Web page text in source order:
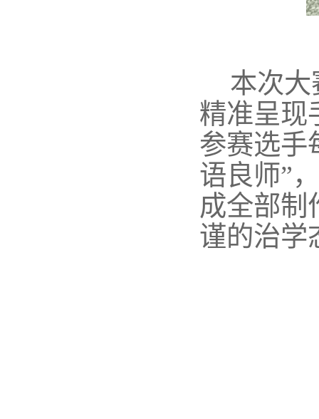
本次
精准呈现
参赛选手
语良师”
成全部制
谨的治学